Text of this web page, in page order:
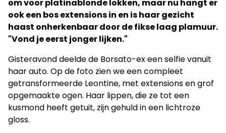
om voor platinablonde lokken, maar nu hangt er
ook een bos extensions in en is haar gezicht
haast onherkenbaar door de fikse laag plamuur.
"Vond je eerst jonger lijken."
Gisteravond deelde de Borsato-ex een selfie vanuit
haar auto. Op de foto zien we een compleet
getransformeerde Leontine, met extensions en grof
opgemaakte ogen. Haar lippen, die ze tot een
kusmond heeft getuit, zijn gehuld in een lichtroze
gloss.